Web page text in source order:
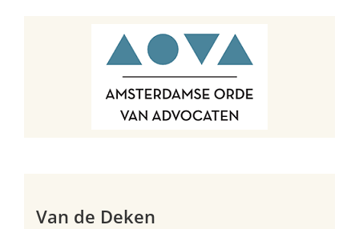
Van de Deken